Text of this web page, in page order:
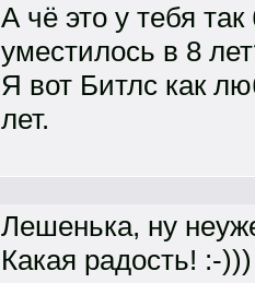
А чё это у тебя
уместилось в 8
Я вот Битлс как
лет.
Лешенька, ну
Какая радость! :-)))